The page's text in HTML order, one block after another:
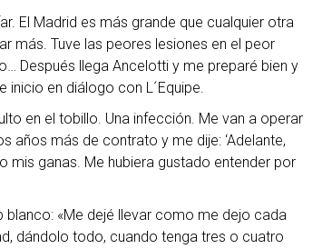
El Madrid es más grande que cualquier otra
más. Tuve las peores lesiones en el peor
Después llega Ancelotti y me preparé bien y
inicio en diálogo con L´Equipe.
en el tobillo. Una infección. Me van a operar
años más de contrato y me dije: ‘Adelante,
mis ganas. Me hubiera gustado entender por
blanco: «Me dejé llevar como me dejo cada
dándolo todo, cuando tenga tres o cuatro